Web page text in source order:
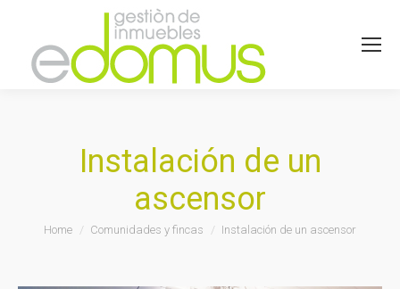
Instalación de un
ascensor
You are here:
Home Comunidades y fincas Instalación de un ascensor